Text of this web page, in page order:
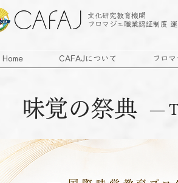
文化研究教育機関
フロマジェ職業認証制度
Home CAFAJについて フロ
味覚の祭典 —